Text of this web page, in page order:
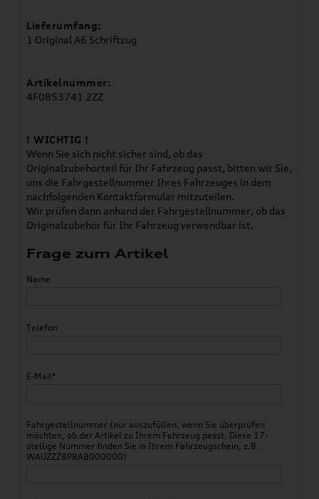
Lieferumfang:
1 Original A6 Schriftzug
Artikelnummer:
4F0853741 2ZZ
! WICHTIG !
Wenn Sie sich nicht sicher sind, ob das
Originalzubehörteil für Ihr Fahrzeug passt, bitten wir Sie,
uns die Fahrgestellnummer Ihres Fahrzeuges in dem
nachfolgenden Kontaktformular mitzuteilen.
Wir prüfen dann anhand der Fahrgestellnummer, ob das
Originalzubehör für Ihr Fahrzeug verwendbar ist.
Frage zum Artikel
Name
Telefon
E-Mail*
Fahrgestellnummer (nur auszufüllen, wenn Sie überprüfen
möchten, ob der Artikel zu Ihrem Fahrzeug passt. Diese 17-
stellige Nummer finden Sie in Ihrem Fahrzeugschein, z.B.
WAUZZZ8P8AB000000)